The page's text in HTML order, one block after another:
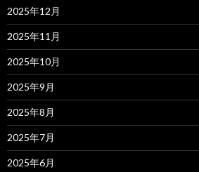
2025年12月
2025年11月
2025年10月
2025年9月
2025年8月
2025年7月
2025年6月